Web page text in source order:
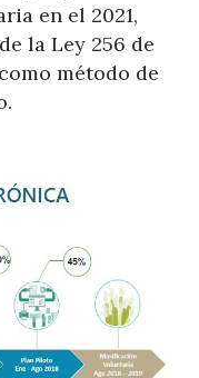
en el 2021,
la Ley 256 de
método de